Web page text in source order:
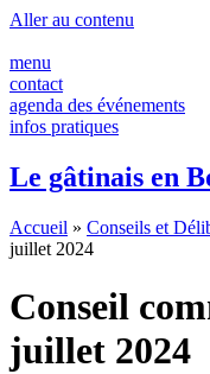
Panneau de gestion des
Aller au contenu
menu
contact
agenda des événements
infos pratiques
Le gâtinais en
Accueil » Conseils et
juillet 2024
Conseil
juillet 2024